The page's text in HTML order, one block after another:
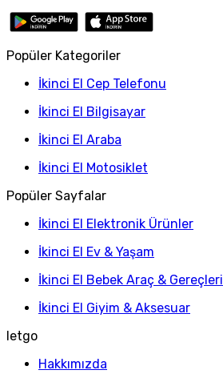
Popüler Kategoriler
İkinci El Cep Telefonu
İkinci El Bilgisayar
İkinci El Araba
İkinci El Motosiklet
Popüler Sayfalar
İkinci El Elektronik Ürünler
İkinci El Ev & Yaşam
İkinci El Bebek Araç & Gereçleri
İkinci El Giyim & Aksesuar
letgo
Hakkımızda